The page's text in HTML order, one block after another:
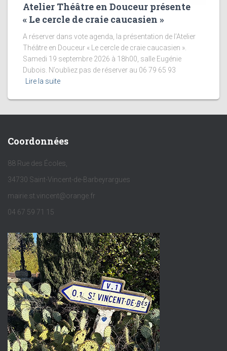
Atelier Théâtre en Douceur présente
« Le cercle de craie caucasien »
A réserver dans vote agenda, la présentation de l’Atelier
Théâtre en Douceur « Le cercle de craie caucasien ».
Samedi 19 septembre 2026 à 18h00, salle Eugénie
Dubois. N’oubliez pas de réserver au 06 79 65 93
Lire la suite
Coordonnées
88 Rue des Écoles,
34730 Saint-Vincent-de-Barbeyrargues
mairie.st.vincent@orange.fr
04 67 59 71 15